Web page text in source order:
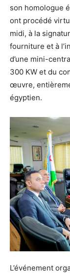
son homologue
ont procédé
midi, à la
fourniture et à
d’une mini-
300 KW et du
œuvre,
égyptien.
L’événement